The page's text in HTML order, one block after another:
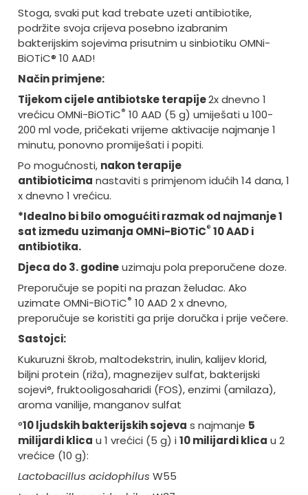
Stoga, svaki put kad trebate uzeti antibiotike,
podržite svoja crijeva posebno izabranim
bakterijskim sojevima prisutnim u sinbiotiku OMNi-
BiOTiC® 10 AAD!
Način primjene:
Tijekom cijele antibiotske terapije2x dnevno 1
vrećicu OMNi-BiOTiC® 10 AAD (5 g) umiješati u 100-
200 ml vode, pričekati vrijeme aktivacije najmanje 1
minutu, ponovno promiješati i popiti.
Po mogućnosti, nakon terapije
antibioticima nastaviti s primjenom idućih 14 dana, 1
x dnevno 1 vrećicu.
*Idealno bi bilo omogućiti razmak od najmanje 1
sat između uzimanja OMNi-BiOTiC® 10 AAD i
antibiotika.
Djeca do 3. godineuzimaju pola preporučene doze.
Preporučuje se popiti na prazan želudac. Ako
uzimate OMNi-BiOTiC® 10 AAD 2 x dnevno,
preporučuje se koristiti ga prije doručka i prije večere.
Sastojci:
Kukuruzni škrob, maltodekstrin, inulin, kalijev klorid,
biljni protein (riža), magnezijev sulfat, bakterijski
sojevi°, fruktooligosaharidi (FOS), enzimi (amilaza),
aroma vanilije, manganov sulfat
°10 ljudskih bakterijskih sojeva s najmanje 5
milijardi klica u 1 vrećici (5 g) i 10 milijardi klica u 2
vrećice (10 g):
Lactobacillus acidophilus W55